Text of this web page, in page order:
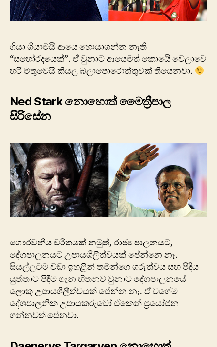
ගියා ගියාමයි ආයෙ හොයාගන්න නැති
“සහෝරදයෙක්”. ඒ වුනාට ආයෙමත් කොයෙි වෙලාවෙ
හරි මතුවෙයි කියල බලාපොරොත්තුවක් තියෙනවා.
Ned Stark නොහොත් මෛත්‍රීපාල
සිරිසේන
ගෞරවනීය චරිතයක් නමුත්, රාජ්‍ය පාලනයට,
දේශපාලනයට උපායශීලීත්වයක් පේන්නෙ නෑ.
සියල්ලටම වඩා ඉහළින් තමන්ගෙ ගරුත්වය සහ පිදිය
යුත්තාට පිදීම ගැන හිතනව වුනාට දේශපාලනයේ
ලොකු උපායශීලීත්වයක් පේන්න නෑ. ඒ වගේම
දේශපාලනික උපායකරුවෝ ඒකෙන් ප්‍රයෝජන
ගන්නවත් පේනවා.